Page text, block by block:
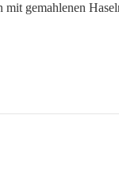
gemahlenen